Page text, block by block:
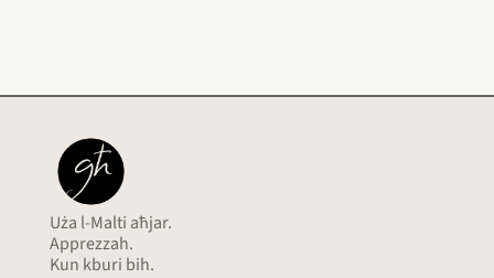
Uża l-Malti aħjar.
Apprezzah.
Kun kburi bih.